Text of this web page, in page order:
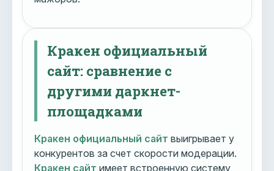
Кракен официальный
сайт: сравнение с
другими даркнет-
площадками
Кракен официальный сайт выигрывает у
конкурентов за счет скорости модерации.
Кракен сайт имеет встроенную систему